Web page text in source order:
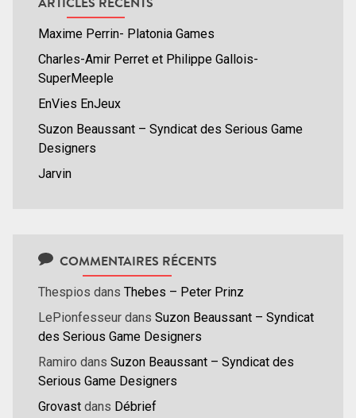
Maxime Perrin- Platonia Games
Charles-Amir Perret et Philippe Gallois-
SuperMeeple
EnVies EnJeux
Suzon Beaussant – Syndicat des Serious Game
Designers
Jarvin
COMMENTAIRES RÉCENTS
Thespios dans Thebes – Peter Prinz
LePionfesseur dans Suzon Beaussant – Syndicat
des Serious Game Designers
Ramiro dans Suzon Beaussant – Syndicat des
Serious Game Designers
Grovast dans Débrief